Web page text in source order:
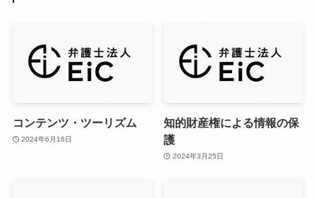
コンテンツ・ツーリズム
2024年6月16日
知的財産権による情報の保
護
2024年3月25日